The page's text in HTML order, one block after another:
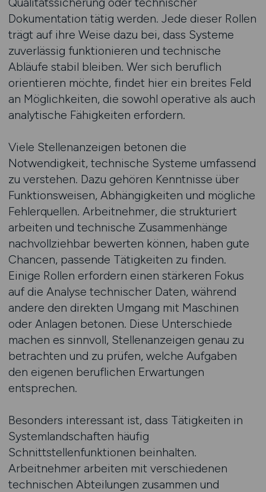
Dokumentation tätig werden. Jede dieser Rollen
trägt auf ihre Weise dazu bei, dass Systeme
zuverlässig funktionieren und technische
Abläufe stabil bleiben. Wer sich beruflich
orientieren möchte, findet hier ein breites Feld
an Möglichkeiten, die sowohl operative als auch
analytische Fähigkeiten erfordern.
Viele Stellenanzeigen betonen die
Notwendigkeit, technische Systeme umfassend
zu verstehen. Dazu gehören Kenntnisse über
Funktionsweisen, Abhängigkeiten und mögliche
Fehlerquellen. Arbeitnehmer, die strukturiert
arbeiten und technische Zusammenhänge
nachvollziehbar bewerten können, haben gute
Chancen, passende Tätigkeiten zu finden.
Einige Rollen erfordern einen stärkeren Fokus
auf die Analyse technischer Daten, während
andere den direkten Umgang mit Maschinen
oder Anlagen betonen. Diese Unterschiede
machen es sinnvoll, Stellenanzeigen genau zu
betrachten und zu prüfen, welche Aufgaben
den eigenen beruflichen Erwartungen
entsprechen.
Besonders interessant ist, dass Tätigkeiten in
Systemlandschaften häufig
Schnittstellenfunktionen beinhalten.
Arbeitnehmer arbeiten mit verschiedenen
technischen Abteilungen zusammen und